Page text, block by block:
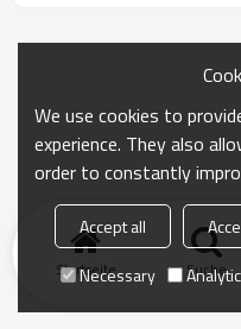
Startseite Suche
We use cookies to
experience. They also
order to constantly
Accept all
Necessary